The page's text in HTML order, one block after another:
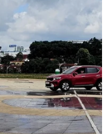
với